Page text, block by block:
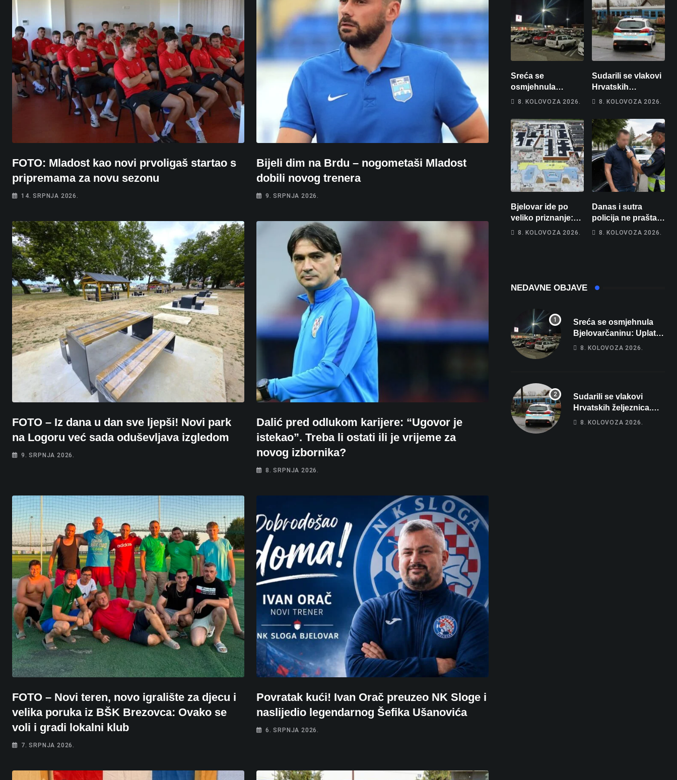
FOTO: Mladost kao novi prvoligaš startao s
pripremama za novu sezonu
14. SRPNJA 2026.
Bijeli dim na Brdu – nogometaši Mladost
dobili novog trenera
9. SRPNJA 2026.
FOTO – Iz dana u dan sve ljepši! Novi park
na Logoru već sada oduševljava izgledom
9. SRPNJA 2026.
Dalić pred odlukom karijere: “Ugovor je
istekao”. Treba li ostati ili je vrijeme za
novog izbornika?
8. SRPNJA 2026.
FOTO – Novi teren, novo igralište za djecu i
velika poruka iz BŠK Brezovca: Ovako se
voli i gradi lokalni klub
7. SRPNJA 2026.
Povratak kući! Ivan Orač preuzeo NK Sloge i
naslijedio legendarnog Šefika Ušanovića
6. SRPNJA 2026.
Sreća se
osmjehnula
Bjelovarčaninu:
eura, a osvojio
više od 80 tisuća
eura
8. KOLOVOZA 2026.
Sudarili se vlakovi
Hrvatskih
željeznica. Šestero
ozlijeđeno, mlađa
žena na
intenzivnoj
8. KOLOVOZA 2026.
Bjelovar ide po
veliko priznanje:
Hrebak danas u
prvenstva
8. KOLOVOZA 2026.
Danas i sutra
policija ne prašta:
Na cestama su
8. KOLOVOZA 2026.
NEDAVNE OBJAVE
Sreća se osmjehnula
Bjelovarčaninu: Uplatio
samo 4 eura, a osvojio
8. KOLOVOZA 2026.
Sudarili se vlakovi
Hrvatskih željeznica.
Šestero osoba teško
8. KOLOVOZA 2026.